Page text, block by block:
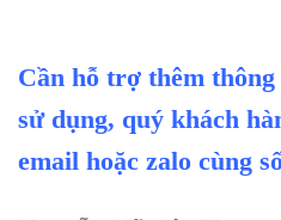
Cần hỗ trợ thêm
sử dụng, quý khách
email hoặc zalo cùng